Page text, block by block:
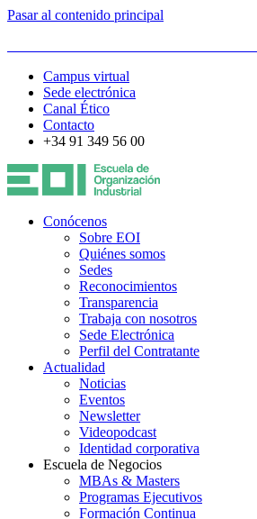
Pasar al contenido principal
Campus virtual
Sede electrónica
Canal Ético
Contacto
+34 91 349 56 00
Conócenos
Sobre EOI
Quiénes somos
Sedes
Reconocimientos
Transparencia
Trabaja con nosotros
Sede Electrónica
Perfil del Contratante
Actualidad
Noticias
Eventos
Newsletter
Videopodcast
Identidad corporativa
Escuela de Negocios
MBAs & Masters
Programas Ejecutivos
Formación Continua